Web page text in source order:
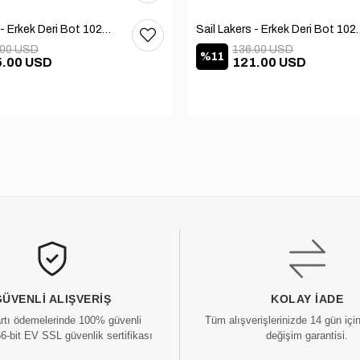
Sail Lakers - Erkek Deri Bot 102-1599-1458
USD
USD
Sail
%11 121.00 USD
136.00 USD
ALIŞVERIŞ
ödemelerinde 100% güvenli
bit EV SSL güvenlik sertifikası
KOLAY İADE
Tüm alışverişlerinizde 14 gün
değişim garantisi.